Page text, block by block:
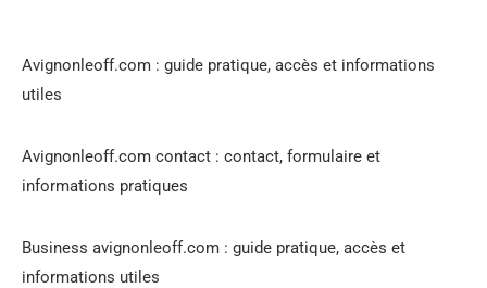
Avignonleoff.com : guide pratique, accès et informations
utiles
Avignonleoff.com contact : contact, formulaire et
informations pratiques
Business avignonleoff.com : guide pratique, accès et
informations utiles